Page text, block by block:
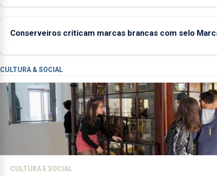
Conserveiros criticam marcas brancas com selo
CULTURA & SOCIAL
CULTURA E SOCIAL